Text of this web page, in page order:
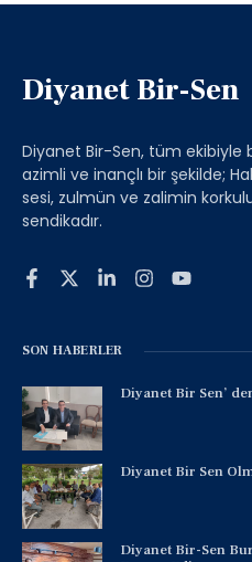
SON HABERLER
Diyanet Bir Sen’
Diyanet Bir Sen
Diyanet Bir-Sen
Diyanet Bir-Sen
Diyanet Bir-Sen, tüm ekibiyle
azimli ve inançlı bir şekilde;
sesi, zulmün ve zalimin
sendikadır.